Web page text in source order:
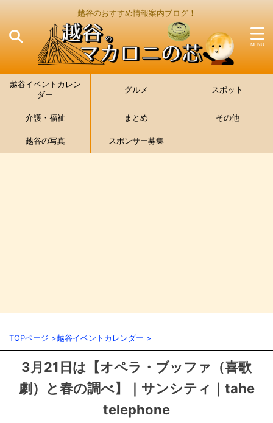
越谷のおすすめ情報案内ブログ！
越谷イベントカレン
ダー
グルメ スポット
介護・福祉 まとめ その他
越谷の写真 スポンサー募集
TOPページ >越谷イベントカレンダー >
3月21日は【オペラ・ブッファ（喜歌
劇）と春の調べ】｜サンシティ｜tahe
telephone